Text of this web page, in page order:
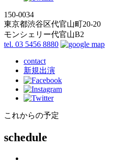
150-0034
東京都渋谷区代官山町20-20
モンシェリー代官山B2
tel. 03 5456 8880
contact
新規出演
これからの予定
schedule